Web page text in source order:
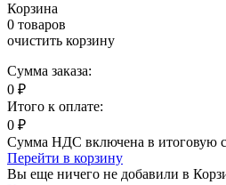
Корзина
0 товаров
очистить корзину
Сумма заказа:
0 ₽
Итого к оплате:
0 ₽
Сумма НДС включена в итоговую
Перейти в корзину
Вы еще ничего не добавили в